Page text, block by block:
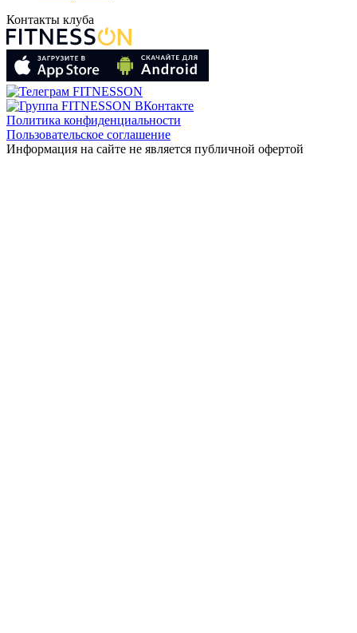
Контакты клуба
Политика конфиденциальности
Пользовательское соглашение
Информация на сайте не является публичной офертой